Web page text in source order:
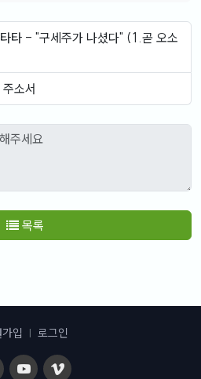
타 - "구세주가 나셨다" (1.곧 오소
소서
목록
입 | 로그인